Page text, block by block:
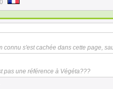
connu s'est cachée dans cette page,
pas une référence à Végéta???